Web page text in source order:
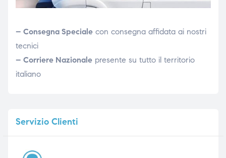
– Consegna Specialecon consegna affidata ai nostri
tecnici
– Corriere Nazionalepresente su tutto il territorio
italiano
ServizioClienti